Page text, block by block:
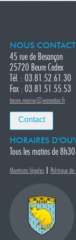
NOUS
45 rue de Besançon
25720 Beure Cedex
Tél. : 03.81.52.61.30
Fax : 03.81.51.55.53
beure.mairie@wanadoo.fr
Contact
HORAIRES
Tous les matins de
Mentions légales | Politique